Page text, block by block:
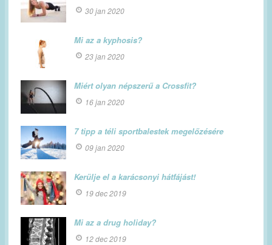
30 jan 2020
Mi az a kyphosis?
23 jan 2020
Miért olyan népszerű a Crossfit?
16 jan 2020
7 tipp a téli sportbalestek megelőzésére
09 jan 2020
Kerülje el a karácsonyi hátfájást!
19 dec 2019
Mi az a drug holiday?
12 dec 2019